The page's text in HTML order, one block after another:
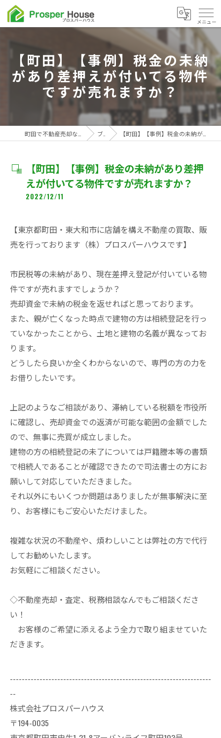
【町田】【事例】税金の未納
があり差押えが付いてる物件
ですが売れますか？
ブログ 【町田】【事例】税金の未納があり差押えが付いてる物件ですが売れますか？
【町田】【事例】税金の未納があり差押
えが付いてる物件ですが売れますか？
2022/12/11
【東京都町田・東大和市に店舗を構え不動産の買取、販
売を行っております（株）プロスパーハウスです】
市民税等の未納があり、現在差押え登記が付いている物
件ですが売れますでしょうか？
売却資金で未納の税金を返せればと思っております。
また、親が亡くなった時点で建物の方は相続登記を行っ
ていなかったことから、土地と建物の名義が異なってお
ります。
どうしたら良いか全くわからないので、専門の方の力を
お借りしたいです。
上記のようなご相談があり、滞納している税額を市役所
に確認し、売却資金での返済が可能な範囲の金額でした
ので、無事に売買が成立しました。
建物の方の相続登記の未了については戸籍謄本等の書類
で相続人であることが確認できたので司法書士の方にお
願いして対応していただきました。
それ以外にもいくつか問題はありましたが無事解決に至
り、お客様にもご安心いただけました。
複雑な状況の不動産や、煩わしいことは弊社の方で代行
してお勧めいたします。
お気軽にご相談ください。
◇不動産売却・査定、税務相談なんでもご相談くださ
い！
お客様のご希望に添えるよう全力で取り組ませていた
だきます。
--------------------------------------------------------------------
--
株式会社プロスパーハウス
〒194-0035